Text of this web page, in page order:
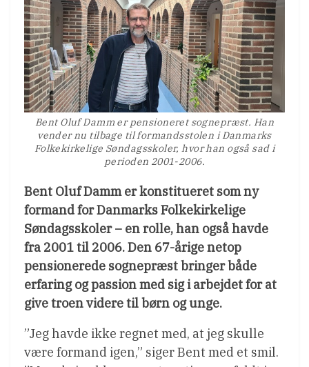
Bent Oluf Damm er pensioneret sognepræst. Han
vender nu tilbage til formandsstolen i Danmarks
Folkekirkelige Søndagsskoler, hvor han også sad i
perioden 2001-2006.
Bent Oluf Damm er konstitueret som ny
formand for Danmarks Folkekirkelige
Søndagsskoler – en rolle, han også havde
fra 2001 til 2006. Den 67-årige netop
pensionerede sognepræst bringer både
erfaring og passion med sig i arbejdet for at
give troen videre til børn og unge.
”Jeg havde ikke regnet med, at jeg skulle
være formand igen,” siger Bent med et smil.